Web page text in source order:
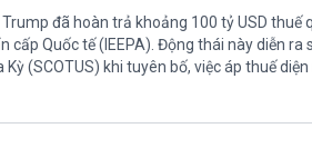
đã hoàn trả khoảng 100 tỷ USD thuế
cấp Quốc tế (IEEPA). Động thái này diễn ra
(SCOTUS) khi tuyên bố, việc áp thuế diện